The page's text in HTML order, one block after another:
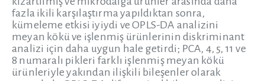
fazla ikili karşılaştırma yapıldıktan sonra,
kümeleme etkisi iyiydi ve OPLS-DA analizini
meyan kökü ve işlenmiş ürünlerinin diskriminant
analizi için daha uygun hale getirdi; PCA, 4, 5, 11 ve
8 numaralı pikleri farklı işlenmiş meyan kökü
ürünleriyle yakından ilişkili bileşenler olarak